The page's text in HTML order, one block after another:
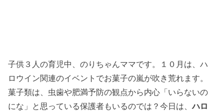
子供３人の育児中、のりちゃんママです。１０月は、ハ
ロウイン関連のイベントでお菓子の嵐が吹き荒れます。
菓子類は、虫歯や肥満予防の観点から内心「いらないの
にな」と思っている保護者もいるのでは？今日は、ハロ